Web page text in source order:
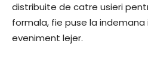
distribuite de catre usieri
formala, fie puse la
eveniment lejer.